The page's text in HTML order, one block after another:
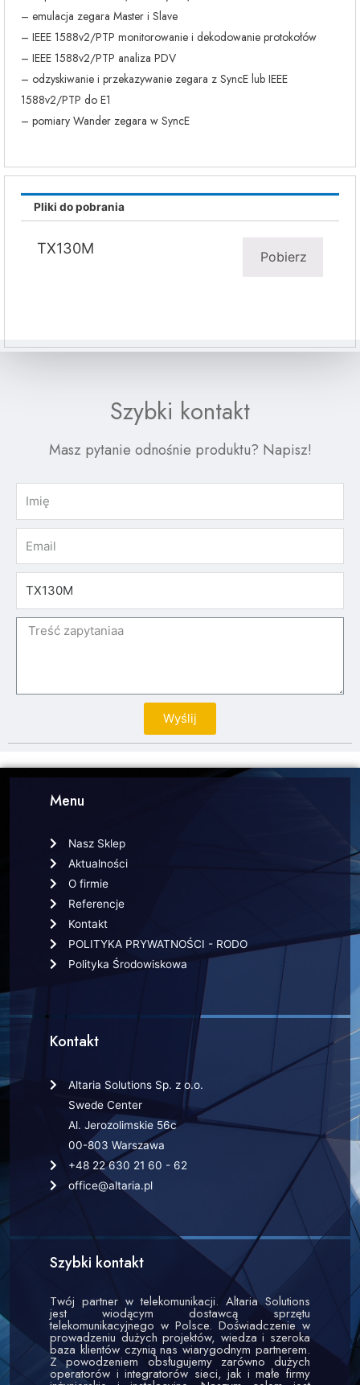
– emulacja zegara Master i Slave
– IEEE 1588v2/PTP monitorowanie i dekodowanie protokołów
– IEEE 1588v2/PTP analiza PDV
– odzyskiwanie i przekazywanie zegara z SyncE lub IEEE
1588v2/PTP do E1
– pomiary Wander zegara w SyncE
Pliki do pobrania
TX130M Pobierz
Szybki kontakt
Masz pytanie odnośnie produktu? Napisz!
Wyślij
Menu
Nasz Sklep
Aktualności
O firmie
Referencje
Kontakt
POLITYKA PRYWATNOŚCI - RODO
Polityka Środowiskowa
Kontakt
Altaria Solutions Sp. z o.o.
Swede Center
Al. Jerozolimskie 56c
00-803 Warszawa
+48 22 630 21 60 - 62
office@altaria.pl
Szybki kontakt
Twój partner w telekomunikacji. Altaria Solutions
jest wiodącym dostawcą sprzętu
telekomunikacyjnego w Polsce. Doświadczenie w
prowadzeniu dużych projektów, wiedza i szeroka
baza klientów czynią nas wiarygodnym partnerem.
Z powodzeniem obsługujemy zarówno dużych
operatorów i integratorów sieci, jak i małe firmy